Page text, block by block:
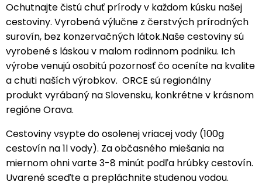
Ochutnajte čistú chuť prírody v každom kúsku našej
cestoviny. Vyrobená výlučne z čerstvých prírodných
surovín, bez konzervačných látok.Naše cestoviny sú
vyrobené s láskou v malom rodinnom podniku. Ich
výrobe venujú osobitú pozornosť čo oceníte na kvalite
a chuti naších výrobkov. ORCE sú regionálny
produkt vyrábaný na Slovensku, konkrétne v krásnom
regióne Orava.
Cestoviny vsypte do osolenej vriacej vody (100g
cestovín na 1l vody). Za občasného miešania na
miernom ohni varte 3-8 minút podľa hrúbky cestovín.
Uvarené sceďte a prepláchnite studenou vodou.